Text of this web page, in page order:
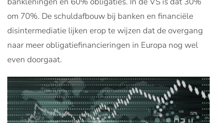
om 70%. De schuldafbouw bij banken en financiële
disintermediatie lijken erop te wijzen dat de overgang
naar meer obligatiefinancieringen in Europa nog wel
even doorgaat.